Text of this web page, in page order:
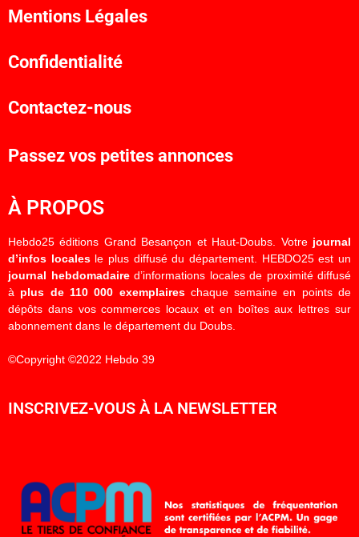
Mentions Légales
Confidentialité
Contactez-nous
Passez vos petites annonces
À PROPOS
Hebdo25 éditions Grand Besançon et Haut-Doubs. Votre journal
d’infos localesle plus diffusé du département. HEBDO25 est un
journal hebdomadaired’informations locales de proximité diffusé
à plus de 110 000 exemplaireschaque semaine en points de
dépôts dans vos commerces locaux et en boîtes aux lettres sur
abonnement dans le département du Doubs.
©Copyright ©2022 Hebdo 39
INSCRIVEZ-VOUS À LA NEWSLETTER